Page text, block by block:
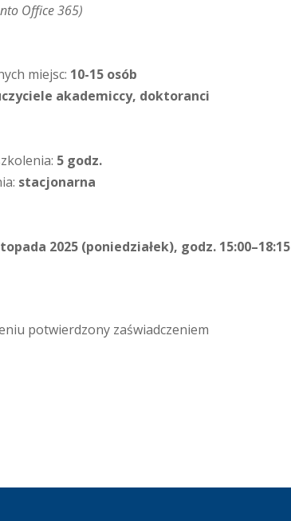
Office 365)
miejsc: 10-15 osób
akademiccy, doktoranci
5godz.
stacjonarna
2025 (poniedziałek), godz. 15:00–18:15
potwierdzony zaświadczeniem